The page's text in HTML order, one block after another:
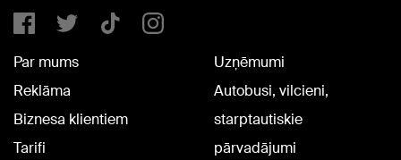
Par mums
Reklāma
Biznesa klientiem
Tarifi
Uzņēmumi
Autobusi, vilcieni,
starptautiskie
pārvadājumi